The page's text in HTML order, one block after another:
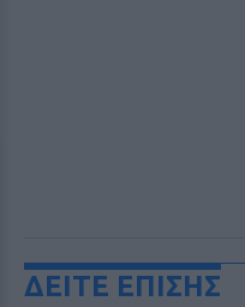
ΔΕΙΤΕ ΕΠΙΣΗΣ